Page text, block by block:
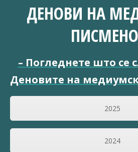
ДЕНОВИ НА
– Погледнете што се
Деновите на
2025
2024